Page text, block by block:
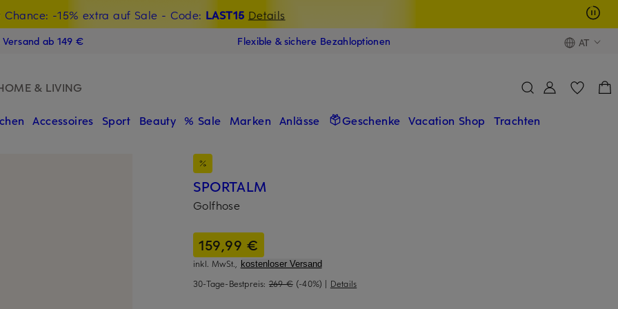
Chance: -15% extra auf Sale - Code: LAST15 Details
Willkommensgutschein mit Beyond sichern
ab 149 € Flexible & sichere Bezahloptionen AT
& LIVING
Accessoires Sport Beauty % Sale Marken Anlässe Geschenke Vacation Shop Trachten
SPORTALM
Golfhose
159,99 €
inkl. MwSt., kostenloser Versand
30-Tage-Bestpreis: 269 € (-40%) | Details